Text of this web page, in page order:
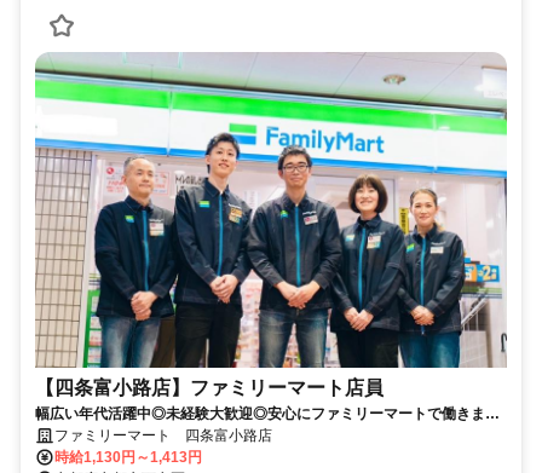
【四条富小路店】ファミリーマート店員
幅広い年代活躍中◎未経験大歓迎◎安心にファミリーマートで働きませ
んか？ファミリーマート 四条富小路店
時給1,130円～1,413円